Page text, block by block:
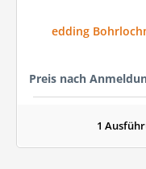
edding
Preis nach
1